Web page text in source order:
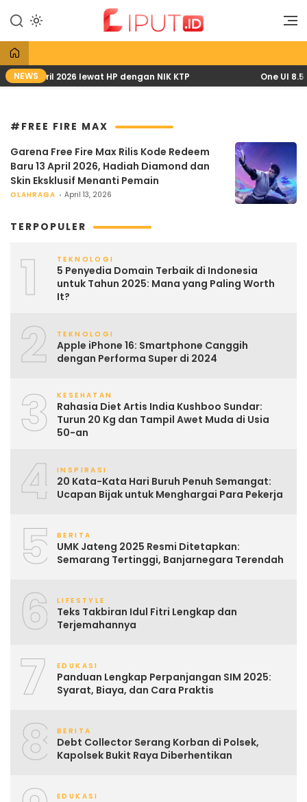
konten
Liput
Liputan Digital
NEWSApril 2026 lewat HP dengan NIK KTP One UI
#FREE FIRE MAX
Garena Free Fire Max Rilis Kode Redeem
Baru 13 April 2026, Hadiah Diamond dan
Skin Eksklusif Menanti Pemain
OLAHRAGA April 13, 2026
TERPOPULER
1 TEKNOLOGI
5 Penyedia Domain Terbaik di Indonesia
untuk Tahun 2025: Mana yang Paling Worth
It?
2 TEKNOLOGI
Apple iPhone 16: Smartphone Canggih
dengan Performa Super di 2024
3 KESEHATAN
Rahasia Diet Artis India Kushboo Sundar:
Turun 20 Kg dan Tampil Awet Muda di Usia
50-an
4 INSPIRASI
20 Kata-Kata Hari Buruh Penuh Semangat:
Ucapan Bijak untuk Menghargai Para Pekerja
5 BERITA
UMK Jateng 2025 Resmi Ditetapkan:
Semarang Tertinggi, Banjarnegara Terendah
6 LIFESTYLE
Teks Takbiran Idul Fitri Lengkap dan
Terjemahannya
7 EDUKASI
Panduan Lengkap Perpanjangan SIM 2025:
Syarat, Biaya, dan Cara Praktis
8 BERITA
Debt Collector Serang Korban di Polsek,
Kapolsek Bukit Raya Diberhentikan
EDUKASI